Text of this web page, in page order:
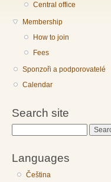
Central office
Membership
How to join
Fees
Sponzoři a podporovatelé
Calendar
Search site
Languages
Čeština